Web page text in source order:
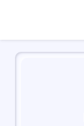
Panorama